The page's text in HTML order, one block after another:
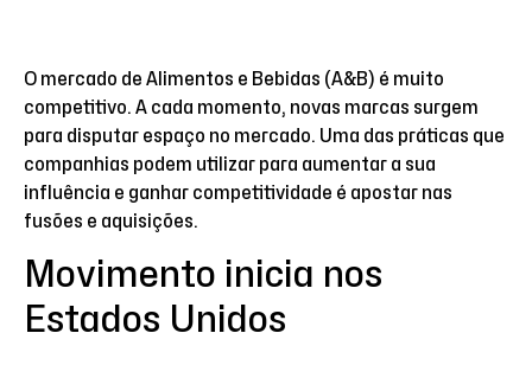
O mercado de Alimentos e Bebidas (A&B) é muito
competitivo. A cada momento, novas marcas surgem
para disputar espaço no mercado. Uma das práticas que
companhias podem utilizar para aumentar a sua
influência e ganhar competitividade é apostar nas
fusões e aquisições.
Movimento inicia nos
Estados Unidos